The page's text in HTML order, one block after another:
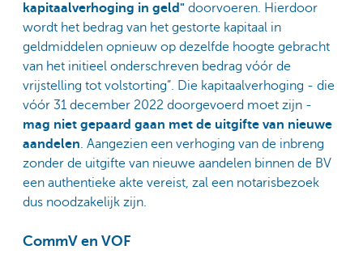
kapitaalverhoging in geld" doorvoeren. Hierdoor
wordt het bedrag van het gestorte kapitaal in
geldmiddelen opnieuw op dezelfde hoogte gebracht
van het initieel onderschreven bedrag vóór de
vrijstelling tot volstorting”. Die kapitaalverhoging - die
vóór 31 december 2022 doorgevoerd moet zijn -
mag niet gepaard gaan met de uitgifte van nieuwe
aandelen. Aangezien een verhoging van de inbreng
zonder de uitgifte van nieuwe aandelen binnen de BV
een authentieke akte vereist, zal een notarisbezoek
dus noodzakelijk zijn.
CommV en VOF